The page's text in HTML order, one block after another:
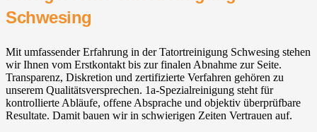
Schwesing
Mit umfassender Erfahrung in der Tatortreinigung Schwesing stehen
wir Ihnen vom Erstkontakt bis zur finalen Abnahme zur Seite.
Transparenz, Diskretion und zertifizierte Verfahren gehören zu
unserem Qualitätsversprechen. 1a-Spezialreinigung steht für
kontrollierte Abläufe, offene Absprache und objektiv überprüfbare
Resultate. Damit bauen wir in schwierigen Zeiten Vertrauen auf.